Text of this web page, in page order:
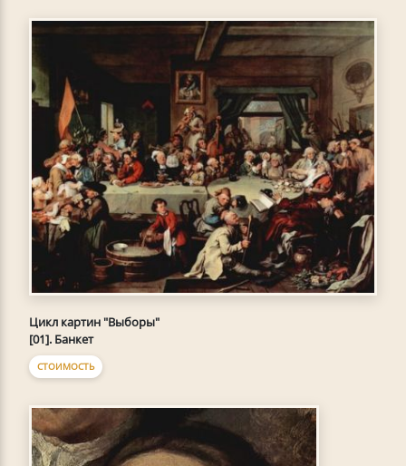
Цикл картин "Выборы"
[01]. Банкет
СТОИМОСТЬ